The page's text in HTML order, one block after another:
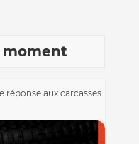
moment
réponse aux carcasses